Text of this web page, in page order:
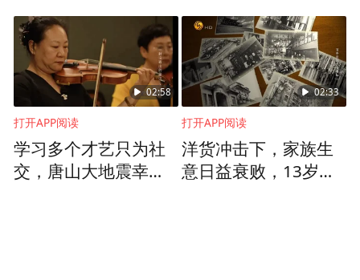
对比分析
02:58
打开APP阅读
学习多个才艺只为社
交，唐山大地震幸存
02:33
打开APP阅读
洋货冲击下，家族生
意日益衰败，13岁考